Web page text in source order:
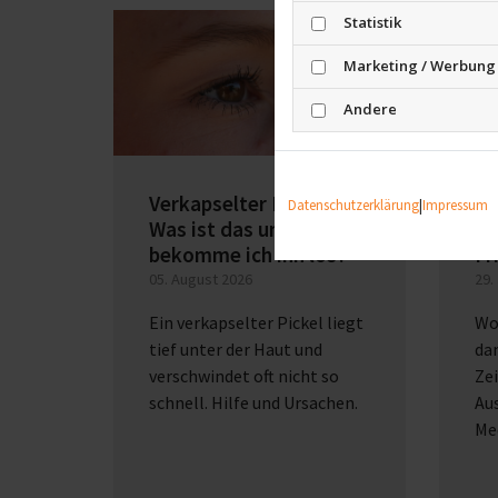
Verkapselter Pickel:
Was ist das und wie
bekomme ich ihn los?
05. August 2026
Ein verkapselter Pickel liegt
tief unter der Haut und
verschwindet oft nicht so
schnell. Hilfe und Ursachen.
Statistik
Marketing / Werbung
Andere
Datenschutzerklärung|Impressum